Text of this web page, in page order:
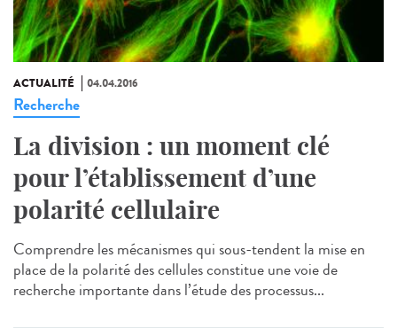
ACTUALITÉ 04.04.2016
Recherche
La division : un moment clé
pour l’établissement d’une
polarité cellulaire
Comprendre les mécanismes qui sous-tendent la mise en
place de la polarité des cellules constitue une voie de
recherche importante dans l’étude des processus...